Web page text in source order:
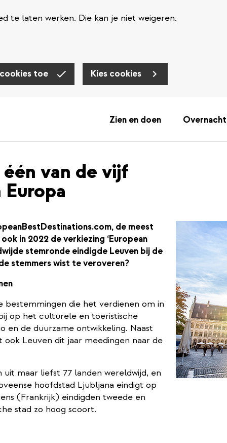
te laten werken. Die kan je niet weigeren.
toe Kies cookies
Zien en doen
van de vijf
de meest
in 2022 de verkiezing ‘European
stemronde eindigde Leuven bij de
stemmers wist te veroveren?
bestemmingen die het verdienen om in
op het culturele en toeristische
en de duurzame ontwikkeling. Naast
Leuven dit jaar meedingen naar de
maar liefst 77 landen wereldwijd, en
hoofdstad Ljubljana eindigt op
(Frankrijk) eindigden tweede en
stad zo hoog scoort.